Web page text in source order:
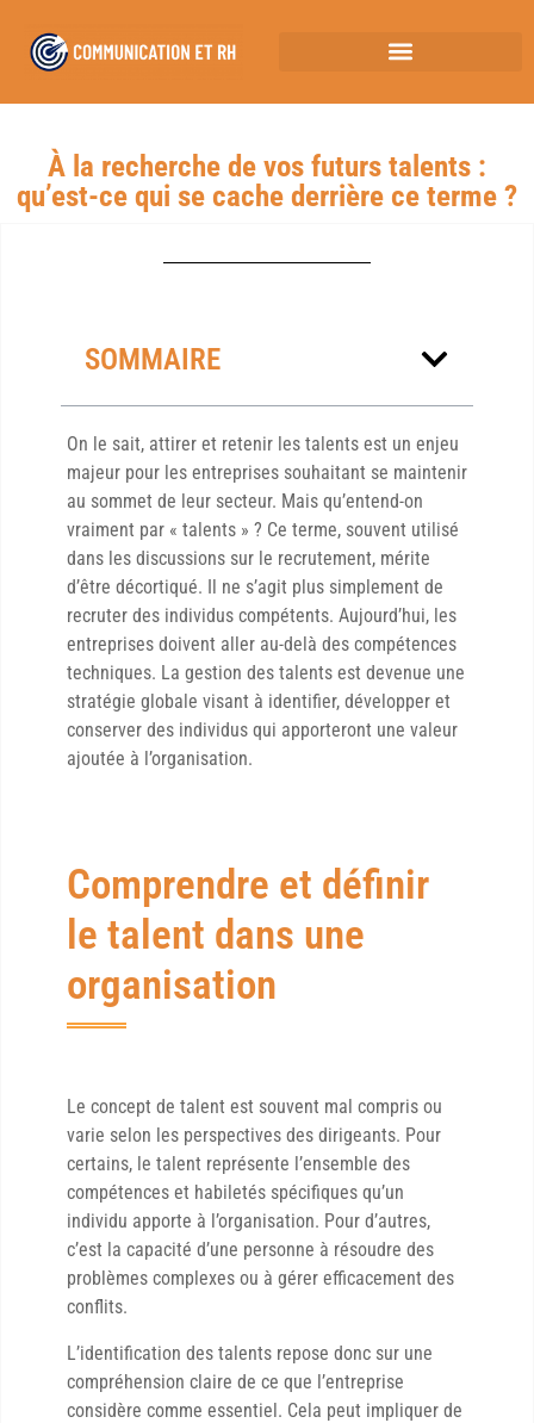
À la recherche de vos futurs talents :
qu’est-ce qui se cache derrière ce terme ?
SOMMAIRE
On le sait, attirer et retenir les talents est un enjeu
majeur pour les entreprises souhaitant se maintenir
au sommet de leur secteur. Mais qu’entend-on
vraiment par « talents » ? Ce terme, souvent utilisé
dans les discussions sur le recrutement, mérite
d’être décortiqué. Il ne s’agit plus simplement de
recruter des individus compétents. Aujourd’hui, les
entreprises doivent aller au-delà des compétences
techniques. La gestion des talents est devenue une
stratégie globale visant à identifier, développer et
conserver des individus qui apporteront une valeur
ajoutée à l’organisation.
Comprendre et définir
le talent dans une
organisation
Le concept de talent est souvent mal compris ou
varie selon les perspectives des dirigeants. Pour
certains, le talent représente l’ensemble des
compétences et habiletés spécifiques qu’un
individu apporte à l’organisation. Pour d’autres,
c’est la capacité d’une personne à résoudre des
problèmes complexes ou à gérer efficacement des
conflits.
L’identification des talents repose donc sur une
compréhension claire de ce que l’entreprise
considère comme essentiel. Cela peut impliquer de